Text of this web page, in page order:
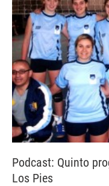
Podcast: Quinto
Los Pies